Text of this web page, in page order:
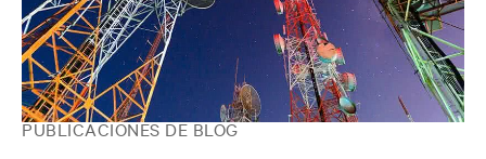
PUBLICACIONES DE BLOG